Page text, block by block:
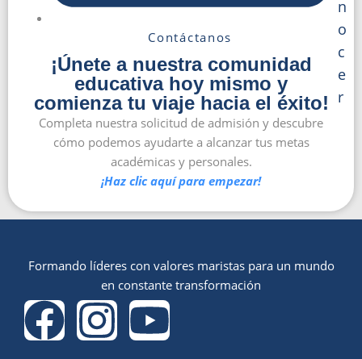
Contáctanos
¡Únete a nuestra comunidad
educativa hoy mismo y
comienza tu viaje hacia el éxito!
Completa nuestra solicitud de admisión y descubre
cómo podemos ayudarte a alcanzar tus metas
académicas y personales.
¡Haz clic aquí para empezar!
n
o
c
e
r
Formando líderes con valores maristas para un mundo
en constante transformación